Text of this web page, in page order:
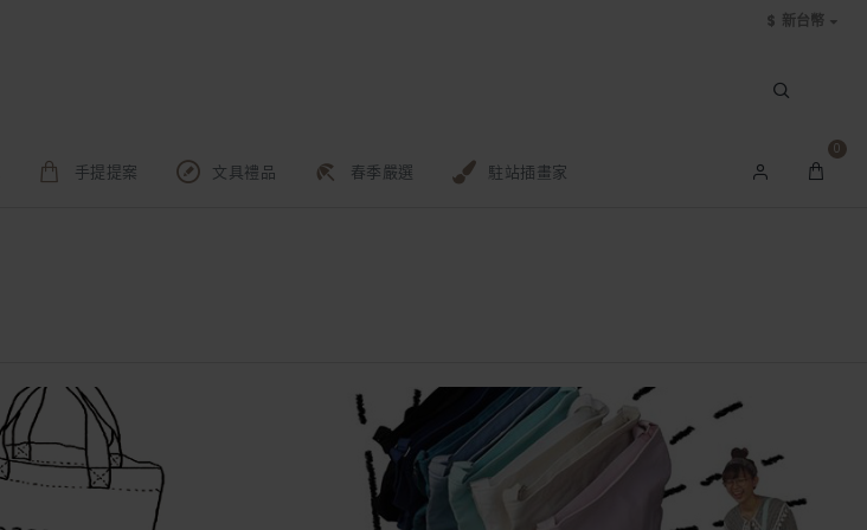
$ 新台幣
手提提案 文具禮品 春季嚴選 駐站插畫家
0